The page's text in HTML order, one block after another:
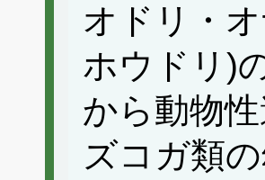
オドリ・
ホウドリ)
から動物
ズコガ類